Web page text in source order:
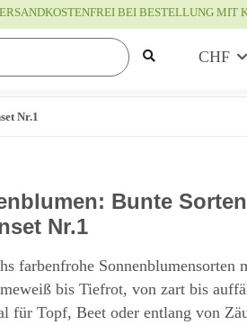
BEI BESTELLUNG MIT
CHF
Nr.1
Bunte
Nr.1
farbenfrohe
bis Tiefrot, von zart bis
für Topf, Beet oder entlang von